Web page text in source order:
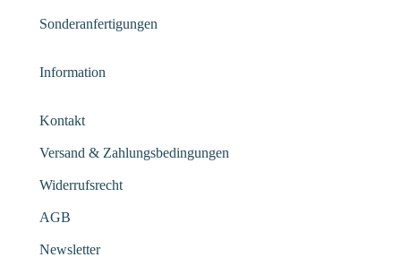
Sonderanfertigungen
Information
Kontakt
Versand & Zahlungsbedingungen
Widerrufsrecht
AGB
Newsletter